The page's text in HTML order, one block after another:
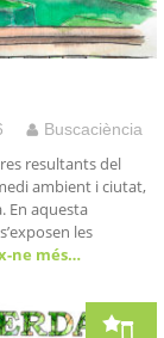
Buscaciència
resultants del
ambient i ciutat,
En aquesta
les
ne més…